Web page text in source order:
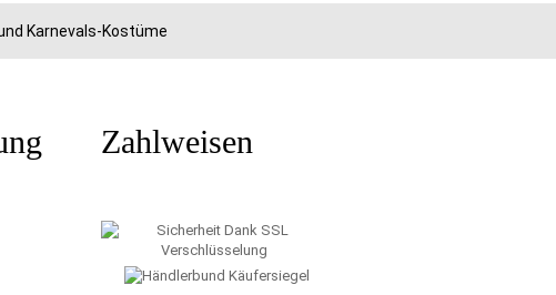
Karnevals-Kostüme
Zahlweisen